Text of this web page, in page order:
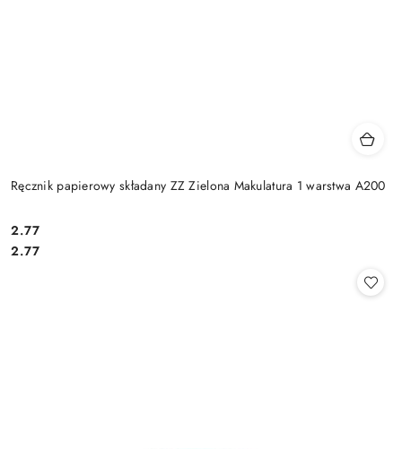
Ręcznik papierowy składany ZZ Zielona Makulatura 1 warstwa A200
Cena:
2.77
Cena:
2.77